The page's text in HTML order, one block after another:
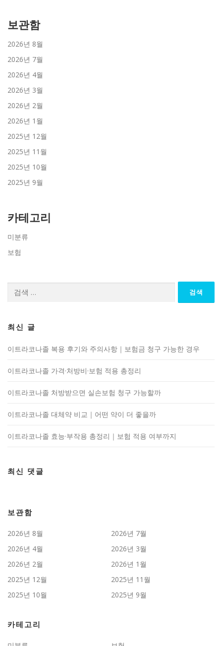
보관함
2026년 8월
2026년 7월
2026년 4월
2026년 3월
2026년 2월
2026년 1월
2025년 12월
2025년 11월
2025년 10월
2025년 9월
카테고리
미분류
보험
최신 글
이트라코나졸 복용 후기와 주의사항｜보험금 청구 가능한 경우
이트라코나졸 가격·처방비·보험 적용 총정리
이트라코나졸 처방받으면 실손보험 청구 가능할까
이트라코나졸 대체약 비교｜어떤 약이 더 좋을까
이트라코나졸 효능·부작용 총정리｜보험 적용 여부까지
최신 댓글
보관함
2026년 8월
2026년 7월
2026년 4월
2026년 3월
2026년 2월
2026년 1월
2025년 12월
2025년 11월
2025년 10월
2025년 9월
카테고리